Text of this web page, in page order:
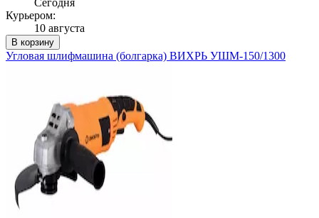
Сегодня
Курьером:
10 августа
В корзину
Угловая шлифмашина (болгарка) ВИХРЬ УШМ-150/1300